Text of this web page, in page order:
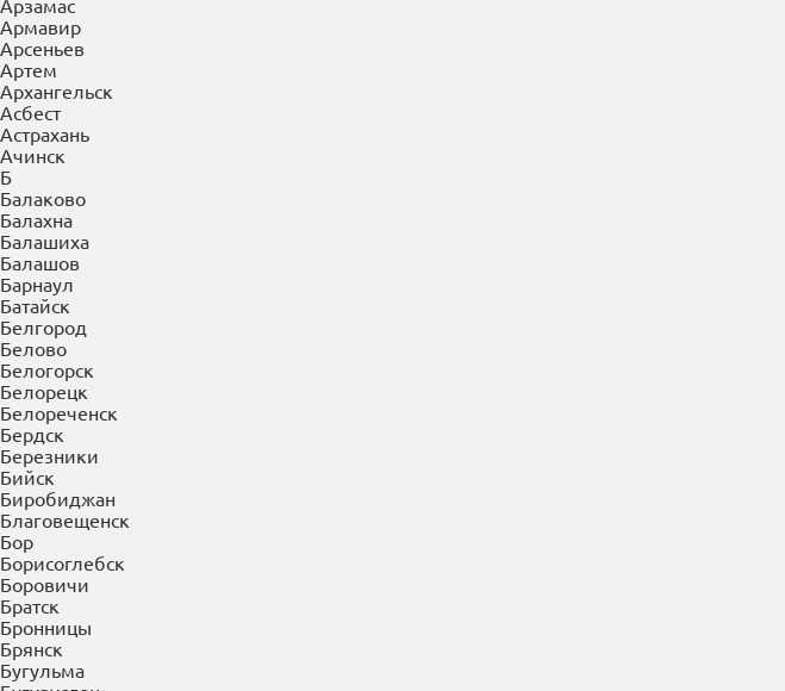
Арзамас
Армавир
Арсеньев
Артем
Архангельск
Асбест
Астрахань
Ачинск
Б
Балаково
Балахна
Балашиха
Балашов
Барнаул
Батайск
Белгород
Белово
Белогорск
Белорецк
Белореченск
Бердск
Березники
Бийск
Биробиджан
Благовещенск
Бор
Борисоглебск
Боровичи
Братск
Бронницы
Брянск
Бугульма